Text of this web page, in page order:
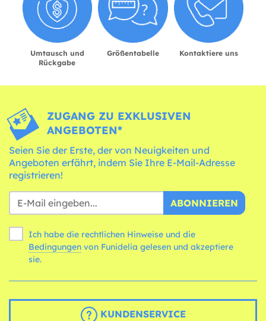
Umtausch und
Rückgabe
Größentabelle Kontaktiere uns
ZUGANG ZU EXKLUSIVEN
ANGEBOTEN*
Seien Sie der Erste, der von Neuigkeiten und
Angeboten erfährt, indem Sie Ihre E-Mail-Adresse
registrieren!
ABONNIEREN
Ich habe die rechtlichen Hinweise und die
Bedingungen
sie.
KUNDENSERVICE